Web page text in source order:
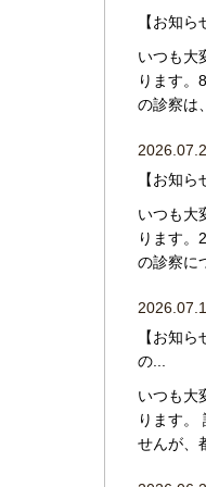
【お知ら
いつも大
ります。
の診察は
【お知ら
いつも大
ります。
の診察に
【お知
の...
いつも大
ります。
せんが、